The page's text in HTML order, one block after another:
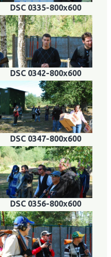
DSC 0335-800x600
DSC 0342-800x600
DSC 0347-800x600
DSC 0356-800x600